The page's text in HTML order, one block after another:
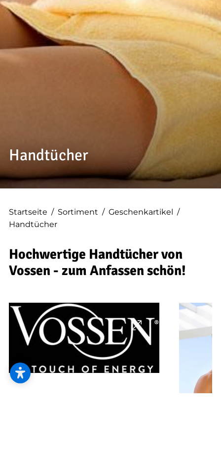
--
--
--
Handtücher
Startseite / Sortiment / Geschenkartikel /
Handtücher
Hochwertige Handtücher von
Vossen - zum Anfassen schön!